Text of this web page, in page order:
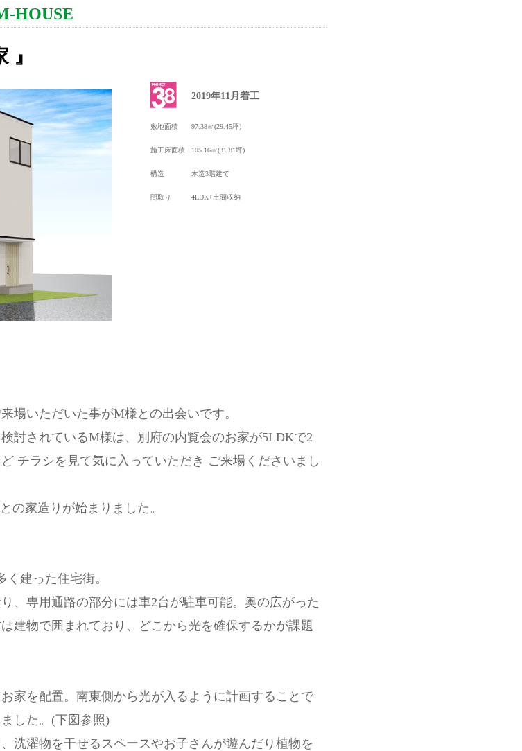
HOUSE
』
2019年11月着工
敷地面積 97.38㎡(29.45坪)
施工床面積 105.16㎡(31.81坪)
構造 木造3階建て
間取り 4LDK+土間収納
場いただいた事がM様との出会いです。
討されているM様は、別府の内覧会のお家が5LDKで2
チラシを見て気に入っていただき ご来場くださいまし
の家造りが始まりました。
建った住宅街。
、専用通路の部分には車2台が駐車可能。奥の広がった
建物で囲まれており、どこから光を確保するかが課題
家を配置。南東側から光が入るように計画することで
した。(下図参照)
洗濯物を干せるスペースやお子さんが遊んだり植物を